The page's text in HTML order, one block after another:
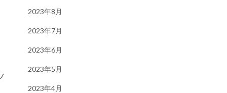
2023年8月
2023年7月
2023年6月
2023年5月
2023年4月